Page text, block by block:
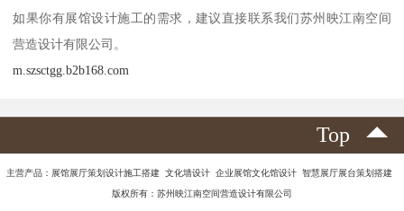
如果你有展馆设计施工的需求，建议直接联系我们苏州映江南空间
营造设计有限公司。
m.szsctgg.b2b168.com
Top
主营产品：展馆展厅策划设计施工搭建 文化墙设计 企业展馆文化馆设计 智慧展厅展台策划搭建
版权所有：苏州映江南空间营造设计有限公司